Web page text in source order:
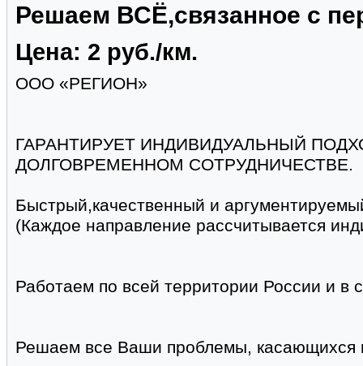
Решаем ВСЁ,связанное с
Цена: 2 руб./км.
ООО «РЕГИОН»
ГАРАНТИРУЕТ ИНДИВИДУАЛЬНЫЙ
ДОЛГОВРЕМЕННОМ СОТРУДНИЧЕСТВЕ.
Быстрый,качественный и
(Каждое направление рассчитывается
Работаем по всей территории России и в
Решаем все Ваши проблемы, касающихся